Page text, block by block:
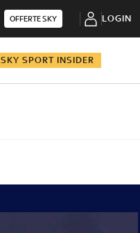
OFFERTE SKY LOGIN
SKY SPORT INSIDER